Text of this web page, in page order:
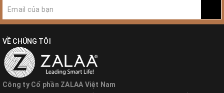
VỀ CHÚNG TÔI
Công ty Cổ phần ZALAA Việt Nam